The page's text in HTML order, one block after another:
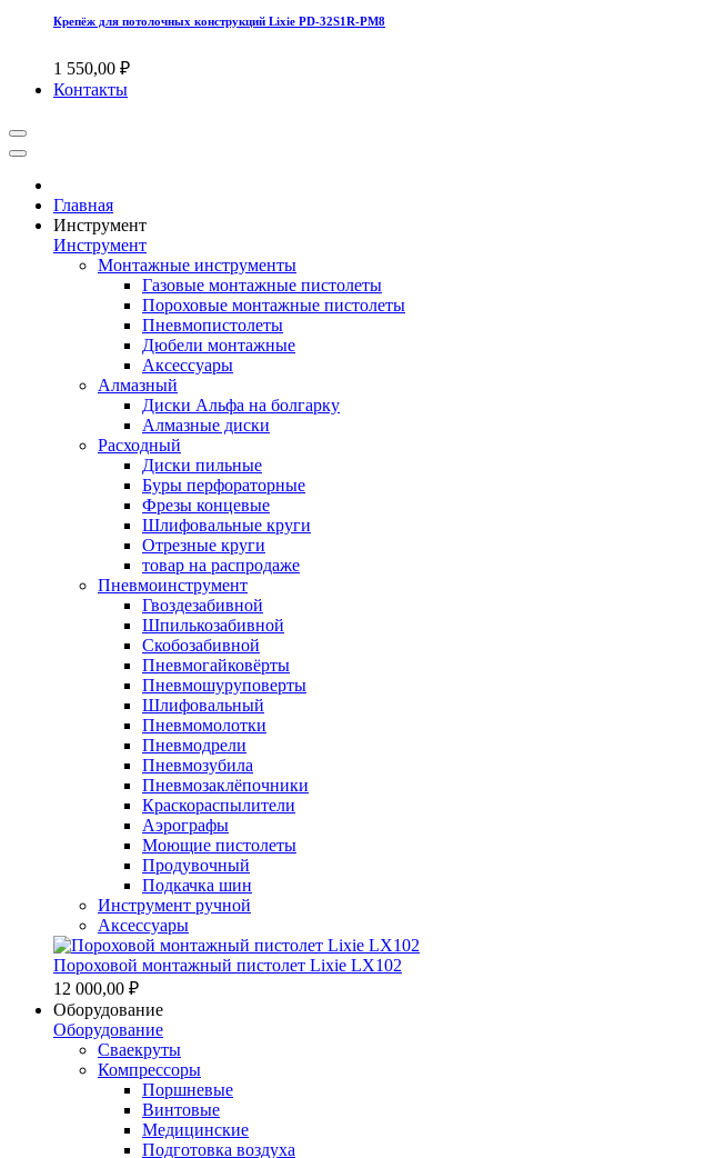
Крепёж для потолочных конструкций Lixie PD-32S1R-PM8
1 550,00 ₽
Контакты
Главная
Инструмент
Инструмент
Монтажные инструменты
Газовые монтажные пистолеты
Пороховые монтажные пистолеты
Пневмопистолеты
Дюбели монтажные
Аксессуары
Алмазный
Диски Альфа на болгарку
Алмазные диски
Расходный
Диски пильные
Буры перфораторные
Фрезы концевые
Шлифовальные круги
Отрезные круги
товар на распродаже
Пневмоинструмент
Гвоздезабивной
Шпилькозабивной
Скобозабивной
Пневмогайковёрты
Пневмошуруповерты
Шлифовальный
Пневмомолотки
Пневмодрели
Пневмозубила
Пневмозаклёпочники
Краскораспылители
Аэрографы
Моющие пистолеты
Продувочный
Подкачка шин
Инструмент ручной
Аксессуары
Пороховой монтажный пистолет Lixie LX102
12 000,00 ₽
Оборудование
Оборудование
Сваекруты
Компрессоры
Поршневые
Винтовые
Медицинские
Подготовка воздуха